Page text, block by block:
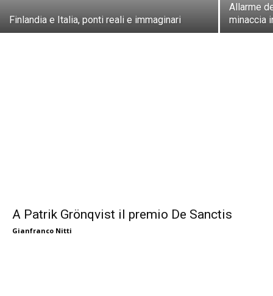
Finlandia e Italia, ponti reali e immaginari
Allarme
minaccia
A Patrik Grönqvist il premio De Sanctis
Gianfranco Nitti